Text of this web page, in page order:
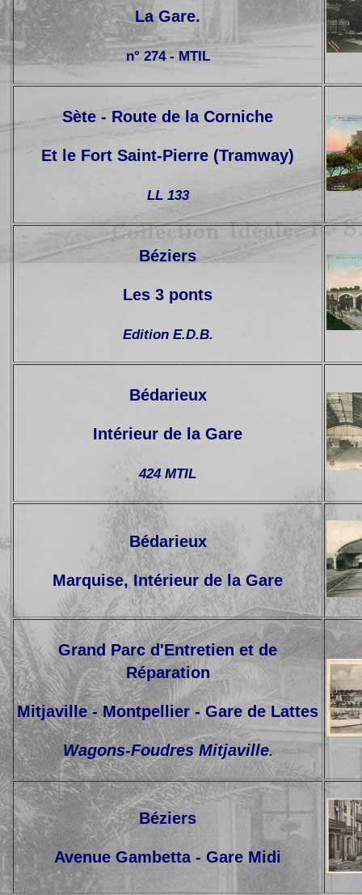
La Gare.
n° 274 - MTIL
Sète - Route de la Corniche
Et le Fort Saint-Pierre (Tramway)
LL 133
Béziers
Les 3 ponts
Edition E.D.B.
Bédarieux
Intérieur de la Gare
424 MTIL
Bédarieux
Marquise, Intérieur de la Gare
Grand Parc d'Entretien et de
Réparation
Mitjaville - Montpellier - Gare de Lattes
Wagons-Foudres Mitjaville.
Béziers
Avenue Gambetta - Gare Midi